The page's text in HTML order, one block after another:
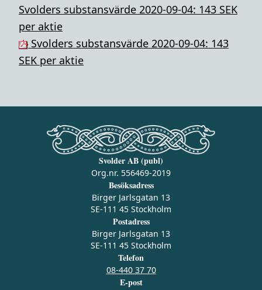
Svolders substansvärde 2020-09-04: 143 SEK
per aktie
Svolders substansvärde 2020-09-04: 143
SEK per aktie
Svolder AB (publ)
Org.nr. 556469-2019
Besöksadress
Birger Jarlsgatan 13
SE-111 45 Stockholm
Postadress
Birger Jarlsgatan 13
SE-111 45 Stockholm
Telefon
08-440 37 70
E-post